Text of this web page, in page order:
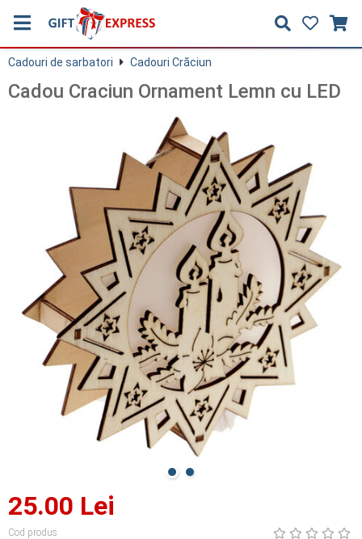
Cadouri de sarbatori Cadouri Crăciun
Cadou Craciun Ornament Lemn cu LED
25.00 Lei
Cod produs